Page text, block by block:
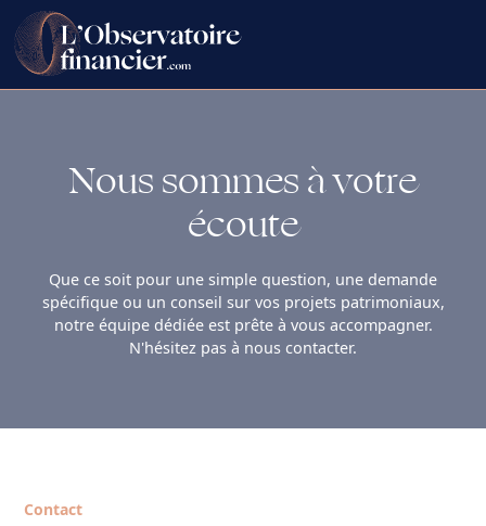
Nous sommes à votre
écoute
Que ce soit pour une simple question, une demande
spécifique ou un conseil sur vos projets patrimoniaux,
notre équipe dédiée est prête à vous accompagner.
N'hésitez pas à nous contacter.
Contact